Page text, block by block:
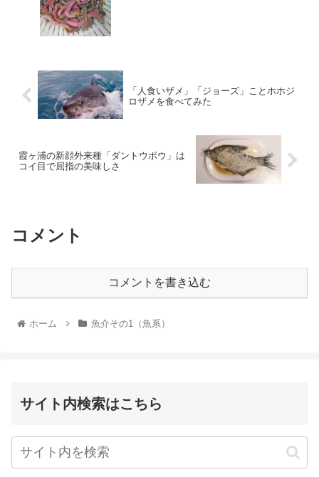
「人食いザメ」「ジョーズ」ことホホジ
ロザメを食べてみた
霞ヶ浦の新顔外来種「ダントウボウ」は
コイ目で屈指の美味しさ
コメント
コメントを書き込む
ホーム 魚介その1（魚系）
サイト内検索はこちら